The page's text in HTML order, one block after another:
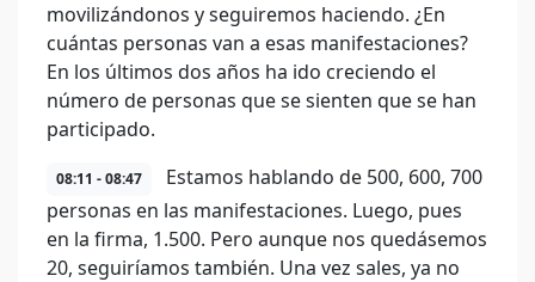
movilizándonos y seguiremos haciendo. ¿En
cuántas personas van a esas manifestaciones?
En los últimos dos años ha ido creciendo el
número de personas que se sienten que se han
participado.
08:11 - 08:47
Estamos hablando de 500, 600, 700
personas en las manifestaciones. Luego, pues
en la firma, 1.500. Pero aunque nos quedásemos
20, seguiríamos también. Una vez sales, ya no